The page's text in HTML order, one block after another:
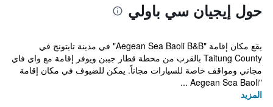
حول إيجيان سي باولي
يقع مكان إقامة "Aegean Sea Baoli B&B" في مدينة تايتونج في
Taitung County بالقرب من محطة قطار جيبن ويوفر إقامة مع واي فاي
مجاني ومواقف خاصة للسيارات مجاناً. يمكن للضيوف في مكان إقامة
"Aegean Sea Baoli ...
المزيد